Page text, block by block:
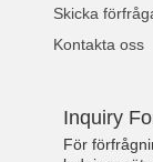
Skicka
Kontakta oss
Inquiry
För